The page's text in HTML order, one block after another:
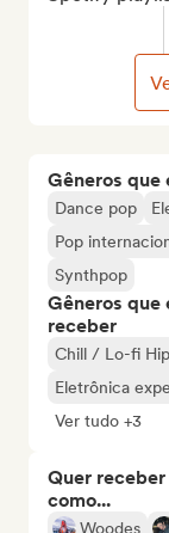
Gêneros que
Dance pop
Pop
Synthpop
Gêneros que
receber
Chill / Lo-fi
Eletrônica
Ver tudo +3
Quer
como...
Woodes